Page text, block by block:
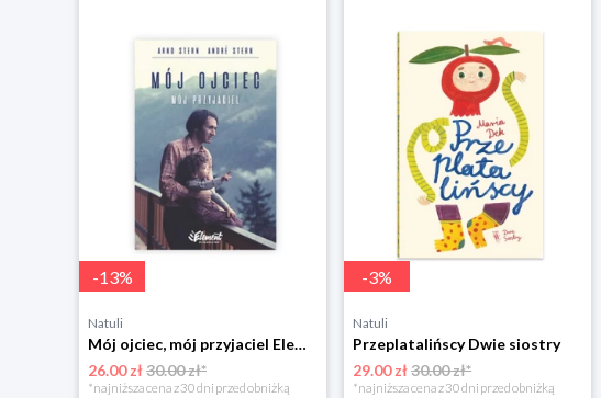
-13%
Natuli
Mój ojciec, mój przyjaciel Element
26.00 zł30.00 zł*
*najniższa cena z 30 dni przed obniżką
-3%
Natuli
Przeplatalińscy Dwie siostry
29.00 zł30.00 zł*
*najniższa cena z 30 dni przed obniżką